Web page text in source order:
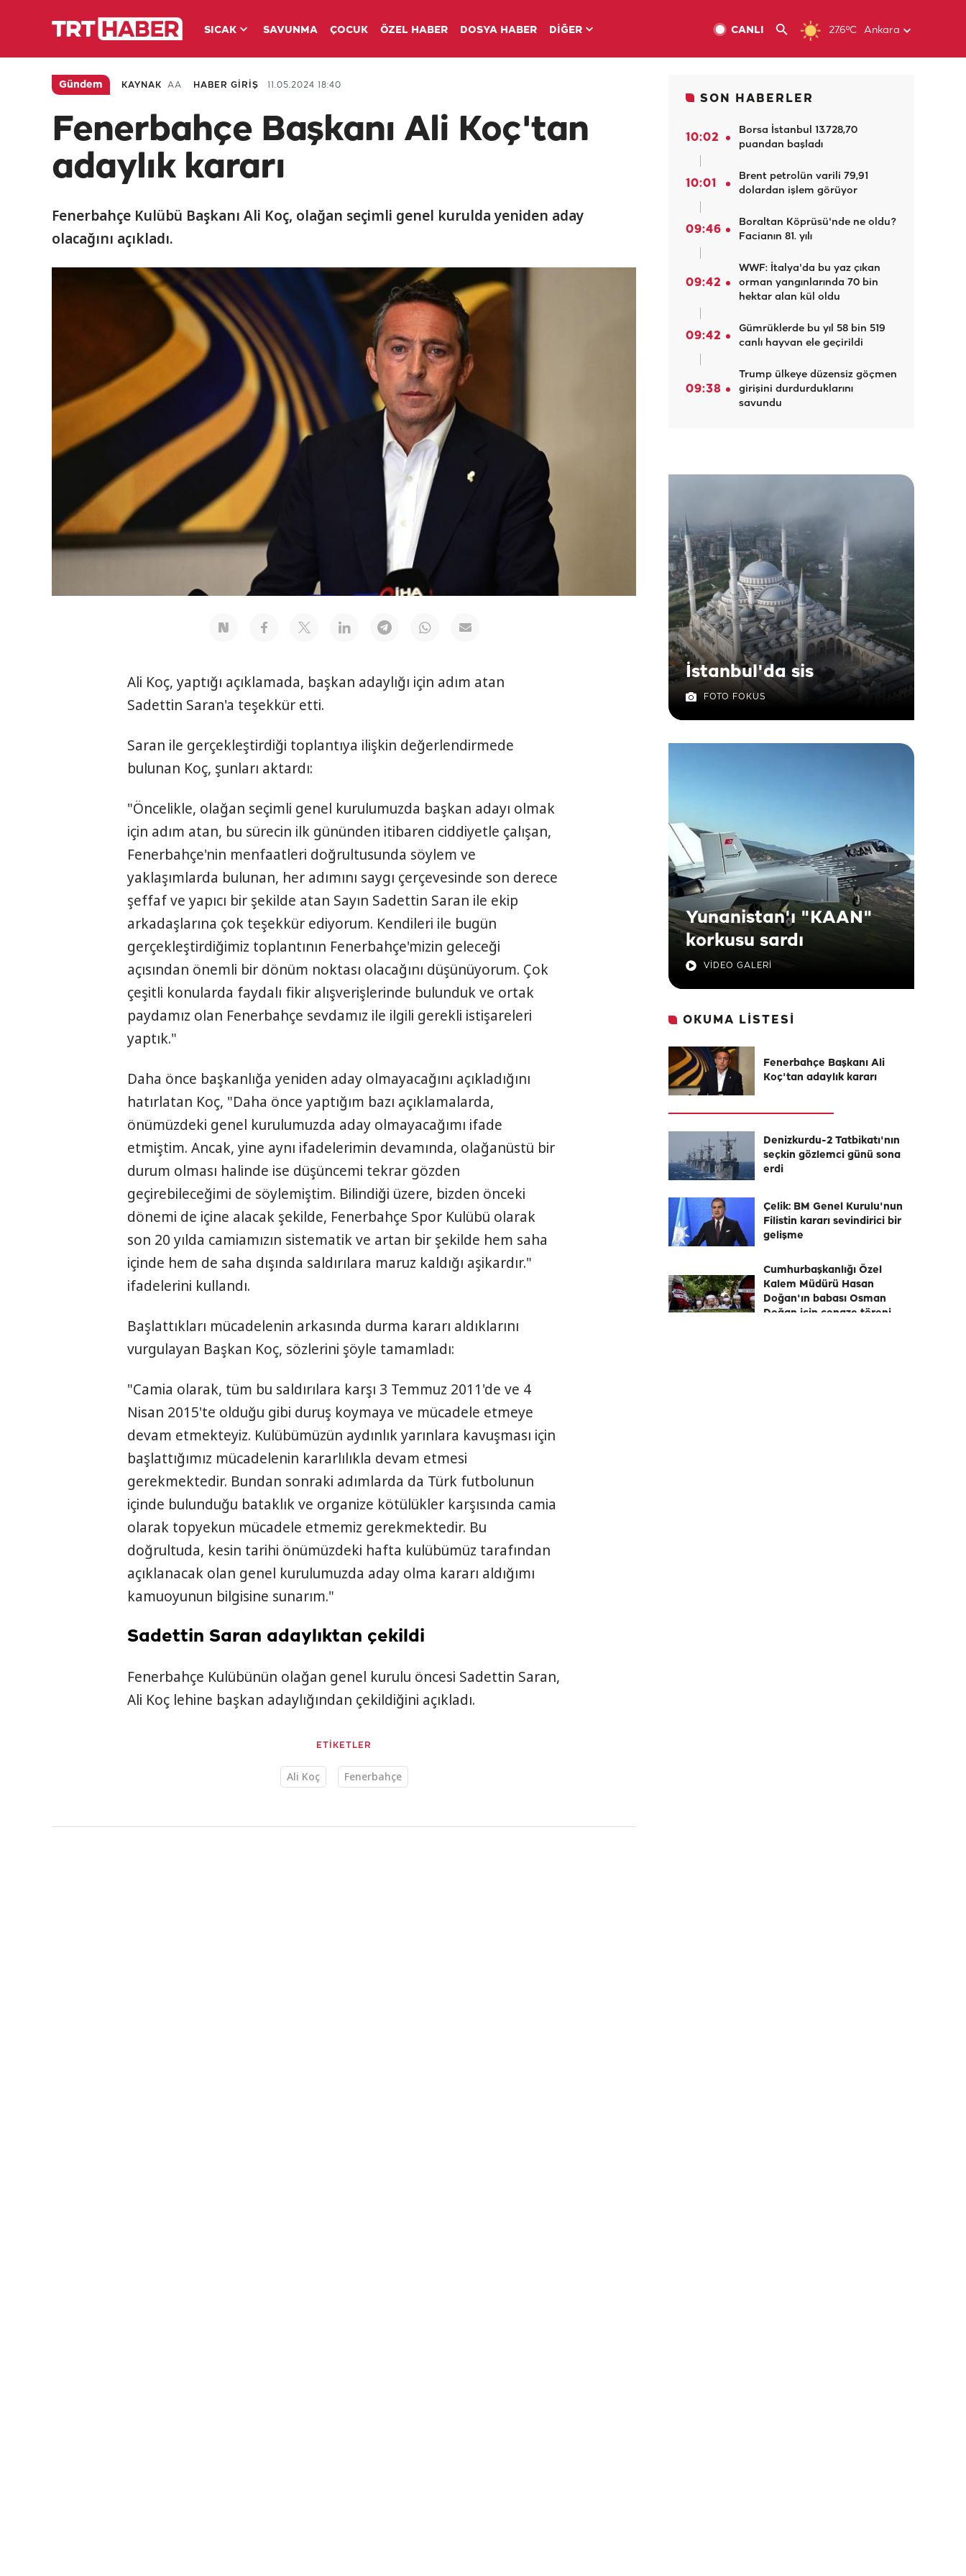
SICAK SAVUNMA ÇOCUK ÖZEL HABER DOSYA HABER DİĞER 27.6ºC Ankara
CANLI
Gündem KAYNAK AA HABER GİRİŞ 11.05.2024 18:40
Fenerbahçe Başkanı Ali Koç'tan
adaylık kararı
Fenerbahçe Kulübü Başkanı Ali Koç, olağan seçimli genel kurulda yeniden aday
olacağını açıkladı.
Ali Koç, yaptığı açıklamada, başkan adaylığı için adım atan
Sadettin Saran'a teşekkür etti.
Saran ile gerçekleştirdiği toplantıya ilişkin değerlendirmede
bulunan Koç, şunları aktardı:
"Öncelikle, olağan seçimli genel kurulumuzda başkan adayı olmak
için adım atan, bu sürecin ilk gününden itibaren ciddiyetle çalışan,
Fenerbahçe'nin menfaatleri doğrultusunda söylem ve
yaklaşımlarda bulunan, her adımını saygı çerçevesinde son derece
şeffaf ve yapıcı bir şekilde atan Sayın Sadettin Saran ile ekip
arkadaşlarına çok teşekkür ediyorum. Kendileri ile bugün
gerçekleştirdiğimiz toplantının Fenerbahçe'mizin geleceği
açısından önemli bir dönüm noktası olacağını düşünüyorum. Çok
çeşitli konularda faydalı fikir alışverişlerinde bulunduk ve ortak
paydamız olan Fenerbahçe sevdamız ile ilgili gerekli istişareleri
yaptık."
Daha önce başkanlığa yeniden aday olmayacağını açıkladığını
hatırlatan Koç, "Daha önce yaptığım bazı açıklamalarda,
önümüzdeki genel kurulumuzda aday olmayacağımı ifade
etmiştim. Ancak, yine aynı ifadelerimin devamında, olağanüstü bir
durum olması halinde ise düşüncemi tekrar gözden
geçirebileceğimi de söylemiştim. Bilindiği üzere, bizden önceki
dönemi de içine alacak şekilde, Fenerbahçe Spor Kulübü olarak
son 20 yılda camiamızın sistematik ve artan bir şekilde hem saha
içinde hem de saha dışında saldırılara maruz kaldığı aşikardır."
ifadelerini kullandı.
Başlattıkları mücadelenin arkasında durma kararı aldıklarını
vurgulayan Başkan Koç, sözlerini şöyle tamamladı:
"Camia olarak, tüm bu saldırılara karşı 3 Temmuz 2011'de ve 4
Nisan 2015'te olduğu gibi duruş koymaya ve mücadele etmeye
devam etmekteyiz. Kulübümüzün aydınlık yarınlara kavuşması için
başlattığımız mücadelenin kararlılıkla devam etmesi
gerekmektedir. Bundan sonraki adımlarda da Türk futbolunun
içinde bulunduğu bataklık ve organize kötülükler karşısında camia
olarak topyekun mücadele etmemiz gerekmektedir. Bu
doğrultuda, kesin tarihi önümüzdeki hafta kulübümüz tarafından
açıklanacak olan genel kurulumuzda aday olma kararı aldığımı
kamuoyunun bilgisine sunarım."
Sadettin Saran adaylıktan çekildi
Fenerbahçe Kulübünün olağan genel kurulu öncesi Sadettin Saran,
Ali Koç lehine başkan adaylığından çekildiğini açıkladı.
ETİKETLER
Ali Koç Fenerbahçe
SON HABERLER
10:02
Borsa İstanbul 13.728,70
puandan başladı
10:01
Brent petrolün varili 79,91
dolardan işlem görüyor
09:46
Boraltan Köprüsü'nde ne oldu?
Facianın 81. yılı
09:42
WWF: İtalya'da bu yaz çıkan
orman yangınlarında 70 bin
hektar alan kül oldu
09:42
Gümrüklerde bu yıl 58 bin 519
canlı hayvan ele geçirildi
09:38
Trump ülkeye düzensiz göçmen
girişini durdurduklarını
savundu
İstanbul'da sis
FOTO FOKUS
Yunanistan'ı "KAAN"
korkusu sardı
VİDEO GALERİ
OKUMA LİSTESİ
Fenerbahçe Başkanı Ali
Koç'tan adaylık kararı
Denizkurdu-2 Tatbikatı'nın
seçkin gözlemci günü sona
erdi
Çelik: BM Genel Kurulu'nun
Filistin kararı sevindirici bir
gelişme
Cumhurbaşkanlığı Özel
Kalem Müdürü Hasan
Doğan'ın babası Osman
Doğan için cenaze töreni